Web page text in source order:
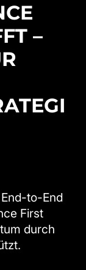
–
to-End
First
durch